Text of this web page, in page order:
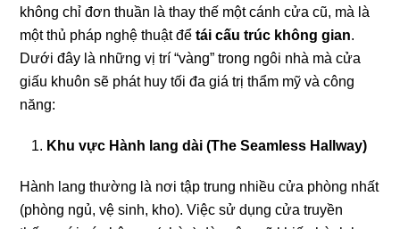
không chỉ đơn thuần là thay thế một cánh cửa cũ, mà là
một thủ pháp nghệ thuật đểtái cấu trúc không gian.
Dưới đây là những vị trí “vàng” trong ngôi nhà mà cửa
giấu khuôn sẽ phát huy tối đa giá trị thẩm mỹ và công
năng:
Khu vực Hành lang dài (The Seamless Hallway)
Hành lang thường là nơi tập trung nhiều cửa phòng nhất
(phòng ngủ, vệ sinh, kho). Việc sử dụng cửa truyền